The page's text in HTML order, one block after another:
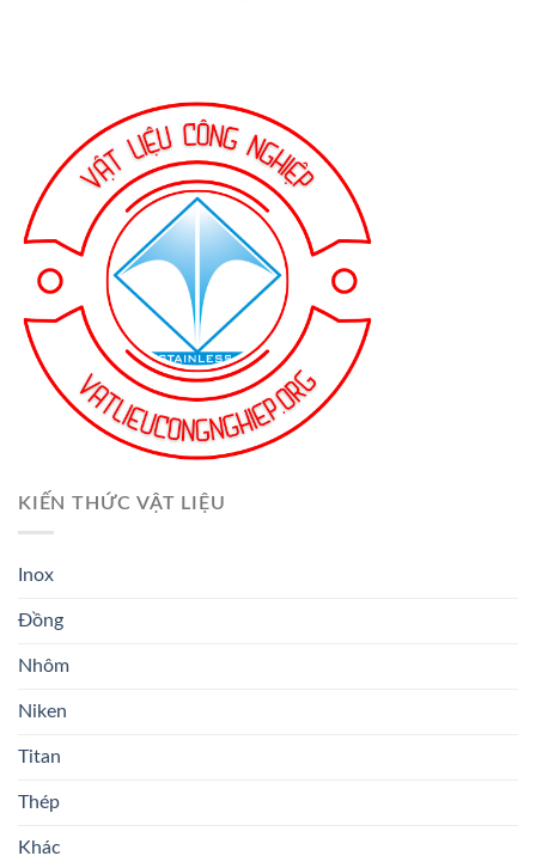
KIẾN THỨC VẬT LIỆU
Inox
Đồng
Nhôm
Niken
Titan
Thép
Khác